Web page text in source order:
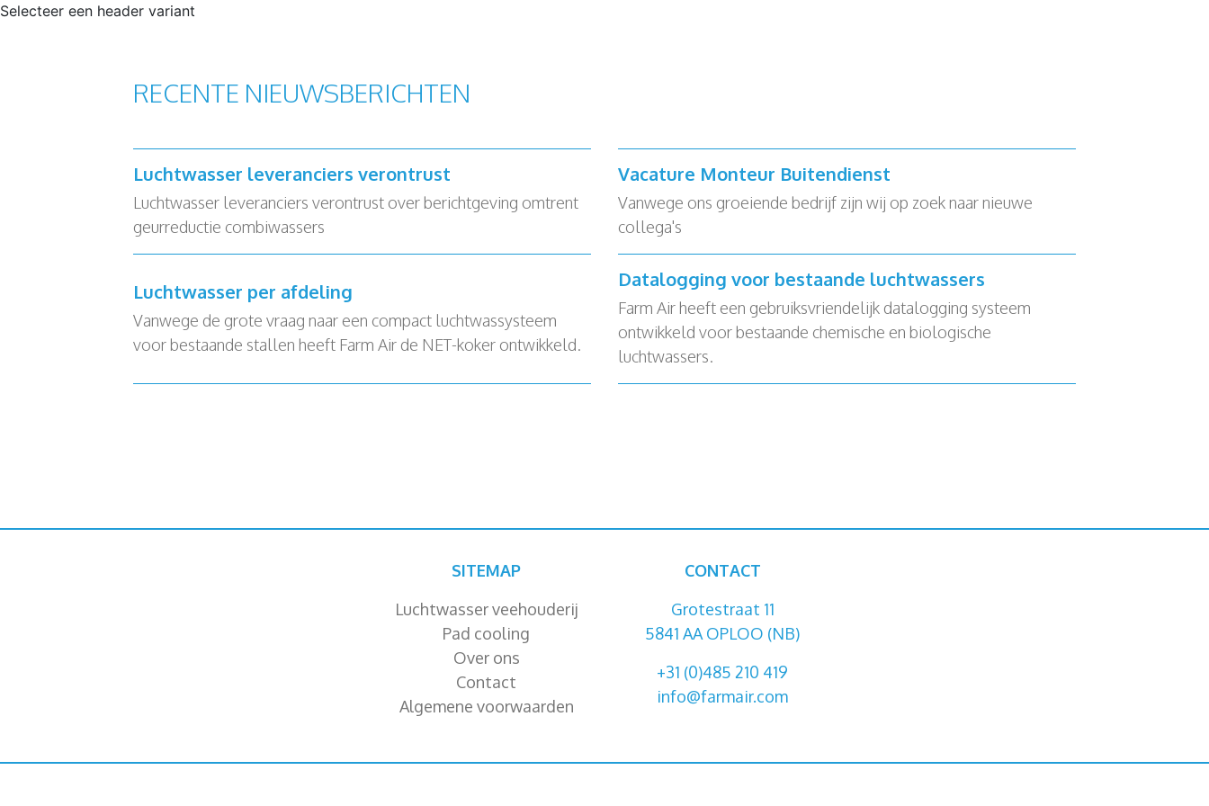
Selecteer een header variant
RECENTE NIEUWSBERICHTEN
Luchtwasser leveranciers verontrust
Luchtwasser leveranciers verontrust over berichtgeving omtrent
geurreductie combiwassers
Vacature Monteur Buitendienst
Vanwege ons groeiende bedrijf zijn wij op zoek naar nieuwe
collega's
Luchtwasser per afdeling
Vanwege de grote vraag naar een compact luchtwassysteem
voor bestaande stallen heeft Farm Air de NET-koker ontwikkeld.
Datalogging voor bestaande luchtwassers
Farm Air heeft een gebruiksvriendelijk datalogging systeem
ontwikkeld voor bestaande chemische en biologische
luchtwassers.
SITEMAP
Luchtwasser veehouderij
Pad cooling
Over ons
Contact
Algemene voorwaarden
CONTACT
Grotestraat 11
5841 AA OPLOO (NB)
+31 (0)485 210 419
info@farmair.com